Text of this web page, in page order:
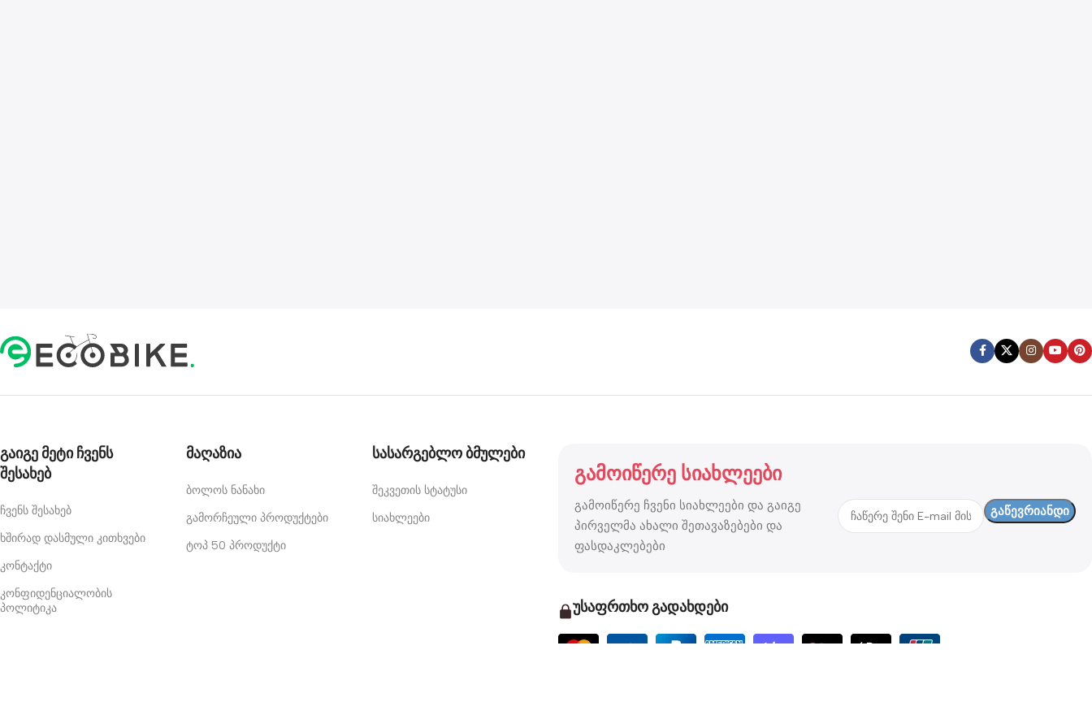
გაიგე მეტი ჩვენს
შესახებ
ჩვენს შესახებ
ხშირად დასმული კითხვები
კონტაქტი
კონფიდენციალობის
პოლიტიკა
მაღაზია
ბოლოს ნანახი
გამორჩეული პროდუქტები
ტოპ 50 პროდუქტი
სასარგებლო ბმულები
შეკვეთის სტატუსი
სიახლეები
გამოიწერე სიახლეები
გამოიწერე ჩვენი სიახლეები და გაიგე
პირველმა ახალი შეთავაზებები და
ფასდაკლებები
უსაფრთხო გადახდები